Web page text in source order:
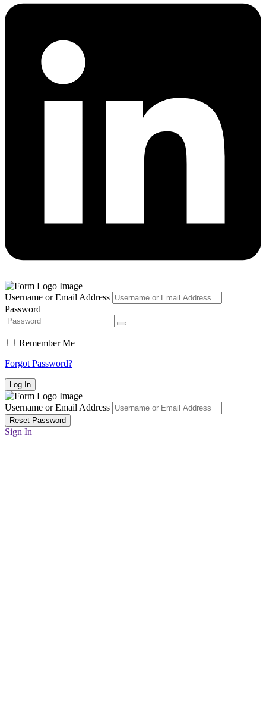
Username or Email Address
Password
Remember Me
Forgot Password?
Username or Email Address
Sign In